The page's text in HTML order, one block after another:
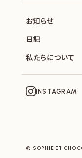
お知らせ
日記
私たちについて
INSTAGRAM
© SOPHIE ET